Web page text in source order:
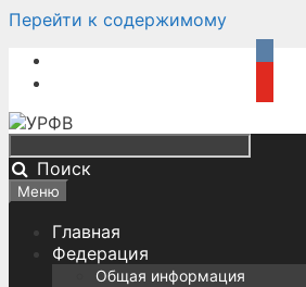
Перейти к содержимому
Поиск
Меню
Главная
Федерация
Общая информация